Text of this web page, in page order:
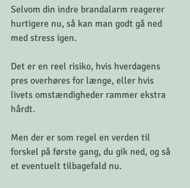
Selvom din indre brandalarm reagerer
hurtigere nu, så kan man godt gå ned
med stress igen.
Det er en reel risiko, hvis hverdagens
pres overhøres for længe, eller hvis
livets omstændigheder rammer ekstra
hårdt.
Men der er som regel en verden til
forskel på første gang, du gik ned, og så
et eventuelt tilbagefald nu.